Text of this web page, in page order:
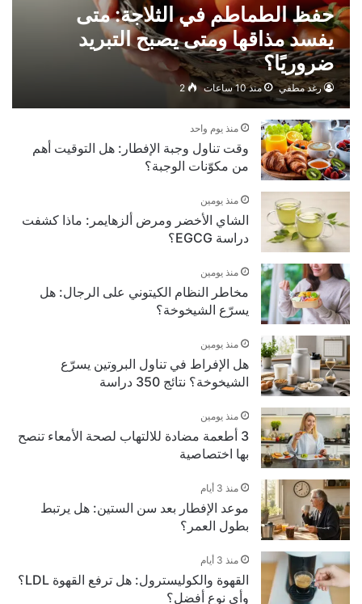
حفظ الطماطم في الثلاجة: متى
يفسد مذاقها ومتى يصبح التبريد
ضروريًا؟
رغد مطفي منذ 10 ساعات 2
منذ يوم واحد
وقت تناول وجبة الإفطار: هل التوقيت أهم
من مكوّنات الوجبة؟
منذ يومين
الشاي الأخضر ومرض ألزهايمر: ماذا كشفت
دراسة EGCG؟
منذ يومين
مخاطر النظام الكيتوني على الرجال: هل
يسرّع الشيخوخة؟
منذ يومين
هل الإفراط في تناول البروتين يسرّع
الشيخوخة؟ نتائج 350 دراسة
منذ يومين
3 أطعمة مضادة للالتهاب لصحة الأمعاء تنصح
بها اختصاصية
منذ 3 أيام
موعد الإفطار بعد سن الستين: هل يرتبط
بطول العمر؟
منذ 3 أيام
القهوة والكوليسترول: هل ترفع القهوة LDL؟
وأي نوع أفضل؟